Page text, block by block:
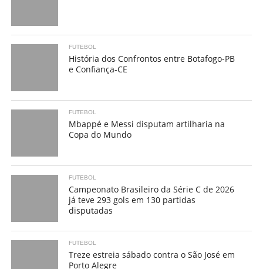
FUTEBOL
História dos Confrontos entre Botafogo-PB
e Confiança-CE
FUTEBOL
Mbappé e Messi disputam artilharia na
Copa do Mundo
FUTEBOL
Campeonato Brasileiro da Série C de 2026
já teve 293 gols em 130 partidas
disputadas
FUTEBOL
Treze estreia sábado contra o São José em
Porto Alegre